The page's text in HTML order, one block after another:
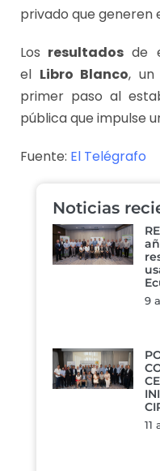
privado que generen
Los resultados de
el Libro Blanco, un
primer paso al
pública que impulse
Fuente: El Telégrafo
Noticias
9
11